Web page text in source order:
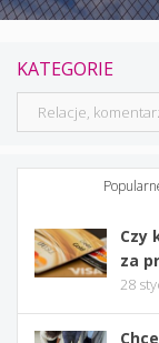
KATEGORIE
Kategorie
Czy
za
28